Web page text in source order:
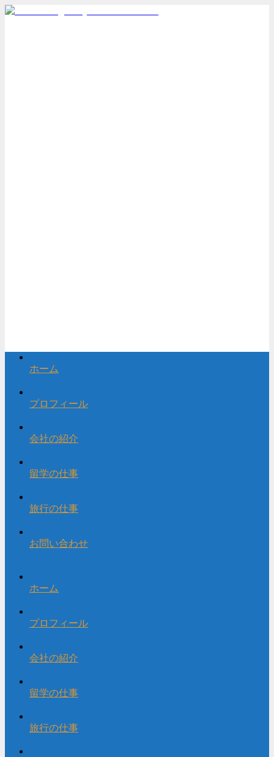
ホーム
プロフィール
会社の紹介
留学の仕事
旅行の仕事
お問い合わせ
ホーム
プロフィール
会社の紹介
留学の仕事
旅行の仕事